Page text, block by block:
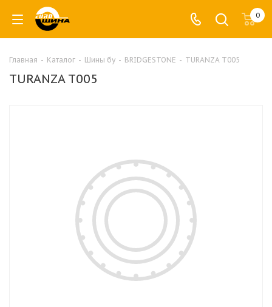
0
Главная - Каталог - Шины бу - BRIDGESTONE - TURANZA T005
TURANZA T005